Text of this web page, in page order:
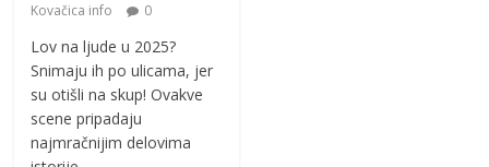
Kovačica info
0
Lov na ljude u 2025?
Snimaju ih po ulicama, jer
su otišli na skup! Ovakve
scene pripadaju
najmračnijim delovima